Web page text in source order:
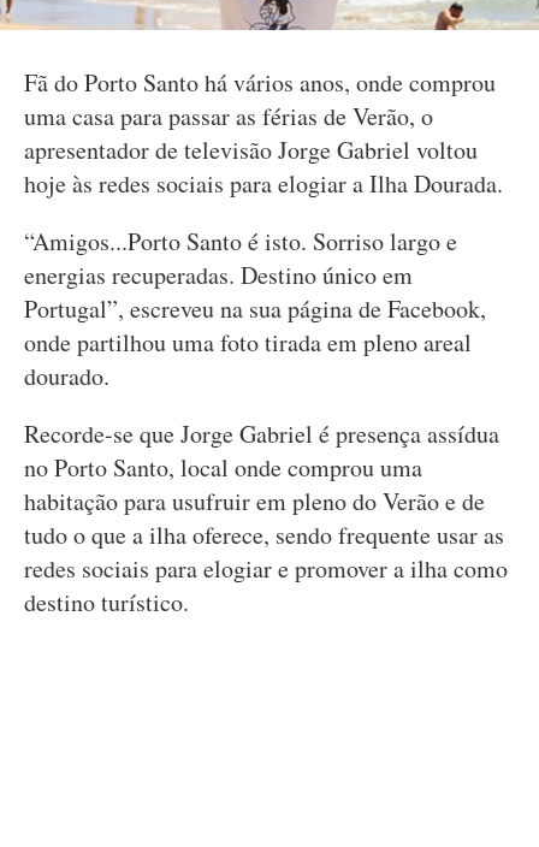
Fã do Porto Santo há vários anos, onde comprou
uma casa para passar as férias de Verão, o
apresentador de televisão Jorge Gabriel voltou
hoje às redes sociais para elogiar a Ilha Dourada.
“Amigos...Porto Santo é isto. Sorriso largo e
energias recuperadas. Destino único em
Portugal”, escreveu na sua página de Facebook,
onde partilhou uma foto tirada em pleno areal
dourado.
Recorde-se que Jorge Gabriel é presença assídua
no Porto Santo, local onde comprou uma
habitação para usufruir em pleno do Verão e de
tudo o que a ilha oferece, sendo frequente usar as
redes sociais para elogiar e promover a ilha como
destino turístico.